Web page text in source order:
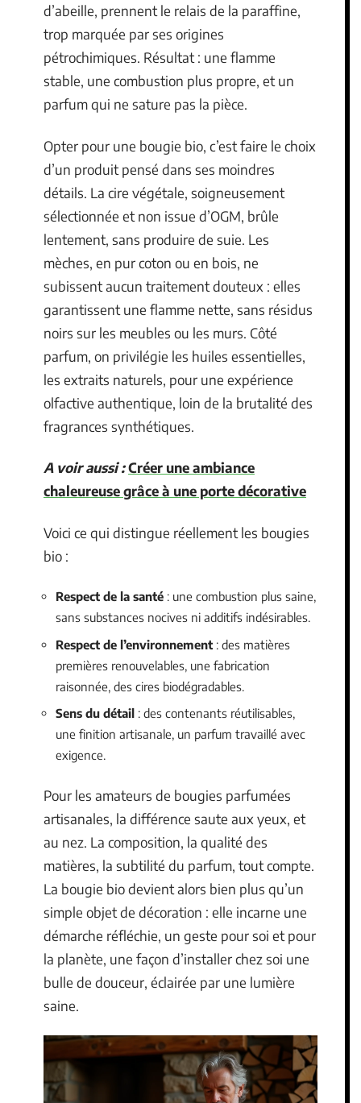
d’abeille, prennent le relais de la paraffine,
trop marquée par ses origines
pétrochimiques. Résultat : une flamme
stable, une combustion plus propre, et un
parfum qui ne sature pas la pièce.
Opter pour une bougie bio, c’est faire le choix
d’un produit pensé dans ses moindres
détails. La cire végétale, soigneusement
sélectionnée et non issue d’OGM, brûle
lentement, sans produire de suie. Les
mèches, en pur coton ou en bois, ne
subissent aucun traitement douteux : elles
garantissent une flamme nette, sans résidus
noirs sur les meubles ou les murs. Côté
parfum, on privilégie les huiles essentielles,
les extraits naturels, pour une expérience
olfactive authentique, loin de la brutalité des
fragrances synthétiques.
A voir aussi :Créer une ambiance
chaleureuse grâce à une porte décorative
Voici ce qui distingue réellement les bougies
bio :
Respect de la santé : une combustion plus saine,
sans substances nocives ni additifs indésirables.
Respect de l’environnement : des matières
premières renouvelables, une fabrication
raisonnée, des cires biodégradables.
Sens du détail : des contenants réutilisables,
une finition artisanale, un parfum travaillé avec
exigence.
Pour les amateurs de bougies parfumées
artisanales, la différence saute aux yeux, et
au nez. La composition, la qualité des
matières, la subtilité du parfum, tout compte.
La bougie bio devient alors bien plus qu’un
simple objet de décoration : elle incarne une
démarche réfléchie, un geste pour soi et pour
la planète, une façon d’installer chez soi une
bulle de douceur, éclairée par une lumière
saine.